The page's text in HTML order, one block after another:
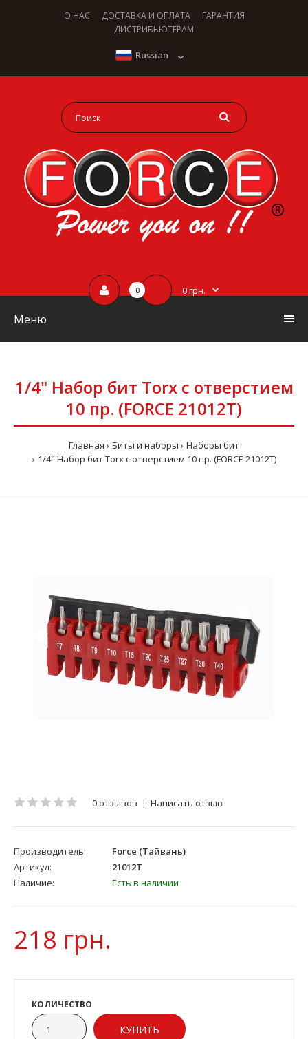
О НАС ДОСТАВКА И ОПЛАТА
ГАРАНТИЯ
ДИСТРИБЬЮТЕРАМ
Russian
0 0 грн.
Меню
1/4" Hабор бит Torx с отверстием
10 пр. (FORCE 21012T)
Главная Биты и наборы
Наборы бит
1/4" Hабор бит Torx с отверстием 10 пр. (FORCE 21012T)
0 отзывов | Написать отзыв
Производитель:
Force (Тайвань)
Артикул:
21012T
Наличие:
Есть в наличии
218 грн.
КОЛИЧЕСТВО